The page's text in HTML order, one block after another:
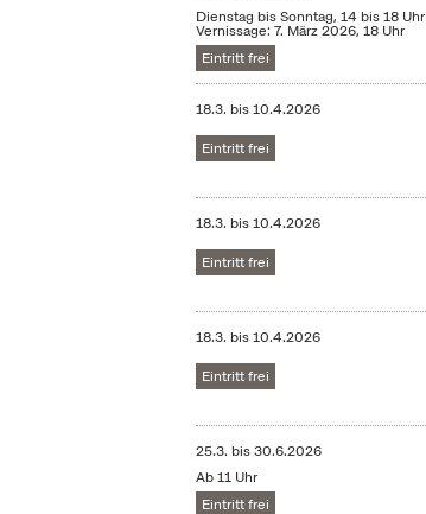
Dienstag bis Sonntag, 14 bis 18 Uhr
Vernissage: 7. März 2026, 18 Uhr
Eintritt frei
18.3. bis10.4.2026
Eintritt frei
18.3. bis10.4.2026
Eintritt frei
18.3. bis10.4.2026
Eintritt frei
25.3. bis30.6.2026
Ab 11 Uhr
Eintritt frei